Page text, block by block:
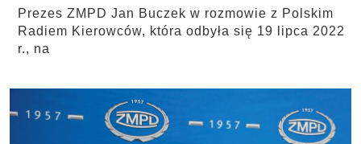
Prezes ZMPD Jan Buczek w rozmowie z Polskim
Radiem Kierowców, która odbyła się 19 lipca 2022
r., na